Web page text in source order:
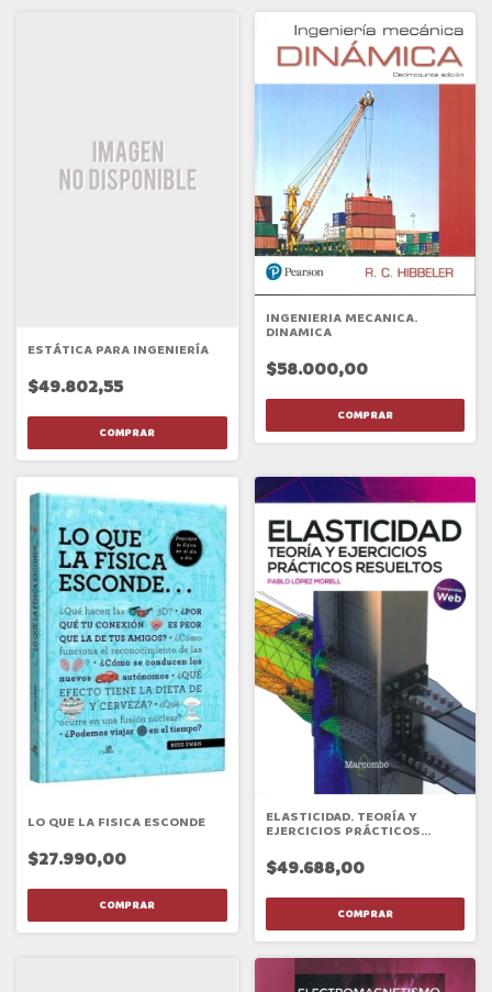
ESTÁTICA PARA INGENIERÍA
$49.802,55
INGENIERIA MECANICA.
DINAMICA
$58.000,00
LO QUE LA FISICA ESCONDE
$27.990,00
ELASTICIDAD. TEORÍA Y
EJERCICIOS PRÁCTICOS
$49.688,00